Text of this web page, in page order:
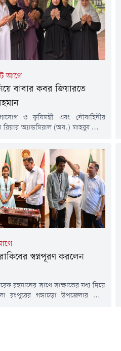
আগে
বাবার কবর জিয়ারতে
ও কৃষিমন্ত্রী এবং নৌবাহিনীর
রিয়ার অ্যাডমিরাল (অব.) মাহবুব আলী
হয়েছে। এ উপলক্ষে বিশেষ দোয়া ও
আয়োজন করা হয়।বৃহস্পতিবার (৬
বনানী সামরিক কবরস্থানে মরহুমের
শ্রদ্ধা নিবেদন করেন তার কন্যা
রহমানের...
স্বপ্নপূরণ করলেন
রহমানের সাথে সাক্ষাতের মধ্য দিয়ে
রংপুরের গঙ্গাচড়া উপজেলার ক্ষুদে